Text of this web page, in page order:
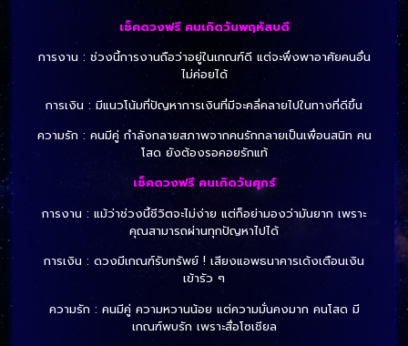
เช็คดวงฟรี คนเกิดวันพฤหัสบดี
การงาน : ช่วงนี้การงานถือว่าอยู่ในเกณฑ์ดี แต่จะพึ่งพาอาศัยคนอื่น
ไม่ค่อยได้
การเงิน : มีแนวโน้มที่ปัญหาการเงินที่มีจะคลี่คลายไปในทางที่ดีขึ้น
ความรัก : คนมีคู่ กำลังกลายสภาพจากคนรักกลายเป็นเพื่อนสนิท คน
โสด ยังต้องรอคอยรักแท้
เช็คดวงฟรี คนเกิดวันศุกร์
การงาน : แม้ว่าช่วงนี้ชีวิตจะไม่ง่าย แต่ก็อย่ามองว่ามันยาก เพราะ
คุณสามารถผ่านทุกปัญหาไปได้
การเงิน : ดวงมีเกณฑ์รับทรัพย์ ! เสียงแอพธนาคารเด้งเตือนเงิน
เข้ารัว ๆ
ความรัก : คนมีคู่ ความหวานน้อย แต่ความมั่นคงมาก คนโสด มี
เกณฑ์พบรัก เพราะสื่อโซเชียล